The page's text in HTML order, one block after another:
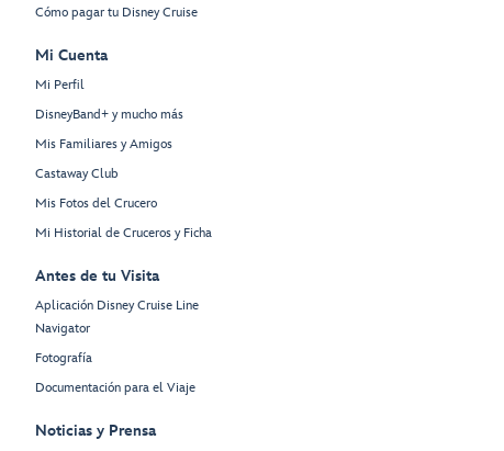
Cómo pagar tu Disney Cruise
Mi Cuenta
Mi Perfil
DisneyBand+ y mucho más
Mis Familiares y Amigos
Castaway Club
Mis Fotos del Crucero
Mi Historial de Cruceros y Ficha
Antes de tu Visita
Aplicación Disney Cruise Line
Navigator
Fotografía
Documentación para el Viaje
Noticias y Prensa